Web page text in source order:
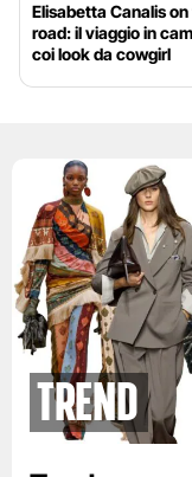
Elisabetta Canalis
road: il viaggio in
coi look da cowgirl
Trend